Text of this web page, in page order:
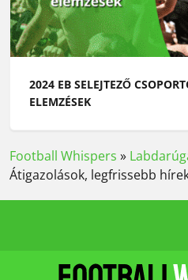
2024 EB SELEJTEZŐ
ELEMZÉSEK
Football Whispers »
Átigazolások, legfrissebb